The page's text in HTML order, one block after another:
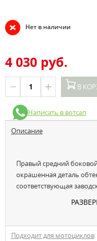
Нет в наличии
4 030 руб.
В
Написать в вотсап
Описание
Правый средний боковой
окрашенная деталь
соответствующая
Подходит для мотоциклов